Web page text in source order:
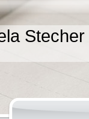
Stecher